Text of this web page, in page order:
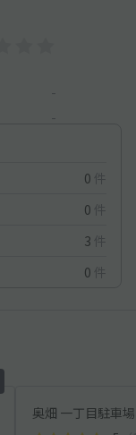
0 件
0 件
3 件
0 件
奥畑 一丁目駐車場